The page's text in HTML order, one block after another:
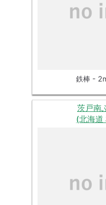
鉄棒 -
茨戸南
(北海道